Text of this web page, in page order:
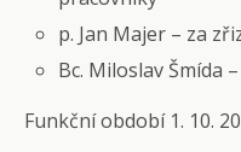
p. Jan Majer – za
Bc. Miloslav Šmída
Funkční období 1. 10.